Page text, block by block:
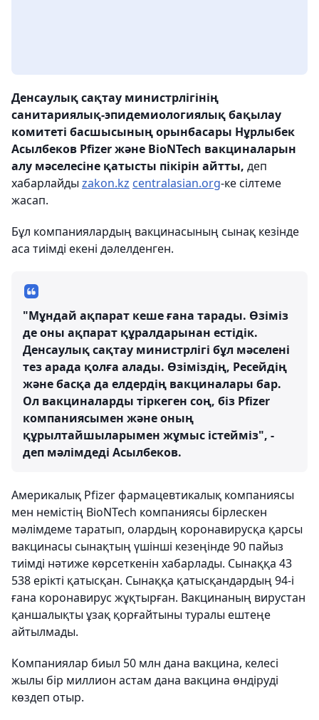
Денсаулық сақтау министрлігінің
санитариялық-эпидемиологиялық бақылау
комитеті басшысының орынбасары Нұрлыбек
Асылбеков Pfizer және BioNTech вакциналарын
алу мәселесіне қатысты пікірін айтты, деп
хабарлайды zakon.kz centralasian.org-ке сілтеме
жасап.
Бұл компаниялардың вакцинасының сынақ кезінде
аса тиімді екені дәлелденген.
"Мұндай ақпарат кеше ғана тарады. Өзіміз
де оны ақпарат құралдарынан естідік.
Денсаулық сақтау министрлігі бұл мәселені
тез арада қолға алады. Өзіміздің, Ресейдің
және басқа да елдердің вакциналары бар.
Ол вакциналарды тіркеген соң, біз Pfizer
компаниясымен және оның
құрылтайшыларымен жұмыс істейміз", -
деп мәлімдеді Асылбеков.
Америкалық Pfizer фармацевтикалық компаниясы
мен немістің BioNTech компаниясы бірлескен
мәлімдеме таратып, олардың коронавирусқа қарсы
вакцинасы сынақтың үшінші кезеңінде 90 пайыз
тиімді нәтиже көрсеткенін хабарлады. Сынаққа 43
538 ерікті қатысқан. Сынаққа қатысқандардың 94-і
ғана коронавирус жұқтырған. Вакцинаның вирустан
қаншалықты ұзақ қорғайтыны туралы ештеңе
айтылмады.
Компаниялар биыл 50 млн дана вакцина, келесі
жылы бір миллион астам дана вакцина өндіруді
көздеп отыр.